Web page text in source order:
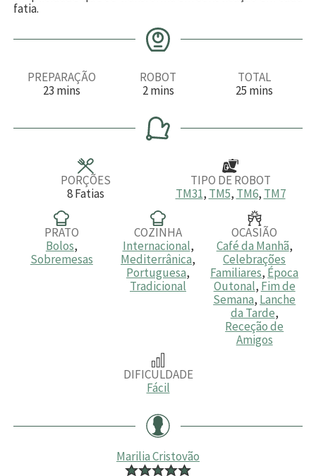
fatia.
PREPARAÇÃO
23m
u
mins
ROBOT
2m
n
u
t
mins
TOTAL
25 m
u
mins
PORÇÕES
8Fatias
TIPO DE ROBOT
TM31, TM5, TM6, TM7
PRATO
Bolos,
Sobremesas
COZINHA
Internacional,
Mediterrânica,
Portuguesa,
Tradicional
OCASIÃO
Café da Manhã,
Celebrações
Familiares, Época
Outonal, Fim de
Semana, Lanche
da Tarde,
Receção de
Amigos
DIFICULDADE
Fácil
Marilia Cristovão